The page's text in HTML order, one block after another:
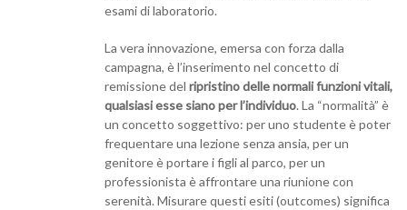
esami di laboratorio.
La vera innovazione, emersa con forza dalla
campagna, è l’inserimento nel concetto di
remissione del ripristino delle normali funzioni vitali,
qualsiasi esse siano per l’individuo. La “normalità” è
un concetto soggettivo: per uno studente è poter
frequentare una lezione senza ansia, per un
genitore è portare i figli al parco, per un
professionista è affrontare una riunione con
serenità. Misurare questi esiti (outcomes) significa